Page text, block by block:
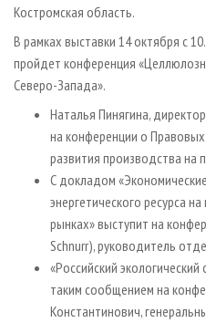
Костромская область.
В рамках выставки 14 октября с
пройдет конференция
Северо-Запада».
Наталья Пинягина,
на конференции о
развития производства на
С докладом
энергетического ресурса
рынках» выступит на
Schnurr), руководитель
«Российский
таким сообщением на
Константинович,